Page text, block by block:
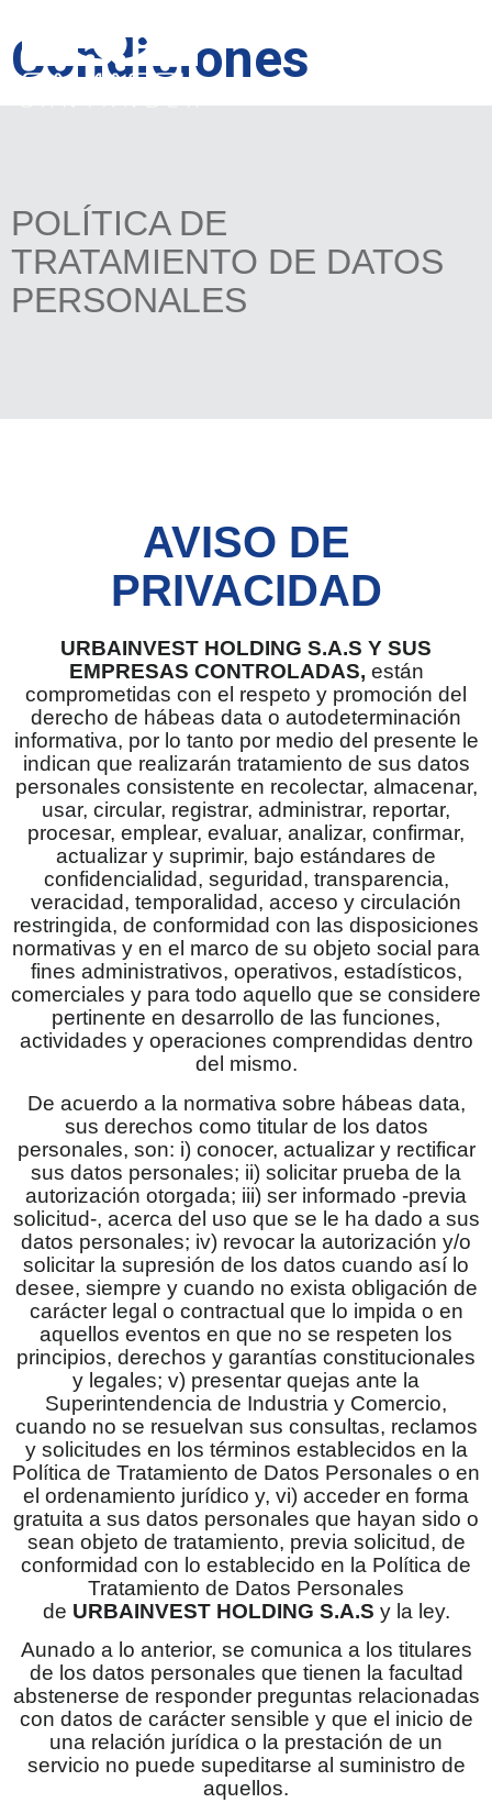
Condiciones
POLÍTICA DE
TRATAMIENTO DE DATOS
PERSONALES
AVISO DE
PRIVACIDAD
URBAINVEST HOLDING S.A.S Y SUS
EMPRESAS CONTROLADAS, están
comprometidas con el respeto y promoción del
derecho de hábeas data o autodeterminación
informativa, por lo tanto por medio del presente le
indican que realizarán tratamiento de sus datos
personales consistente en recolectar, almacenar,
usar, circular, registrar, administrar, reportar,
procesar, emplear, evaluar, analizar, confirmar,
actualizar y suprimir, bajo estándares de
confidencialidad, seguridad, transparencia,
veracidad, temporalidad, acceso y circulación
restringida, de conformidad con las disposiciones
normativas y en el marco de su objeto social para
fines administrativos, operativos, estadísticos,
comerciales y para todo aquello que se considere
pertinente en desarrollo de las funciones,
actividades y operaciones comprendidas dentro
del mismo.
De acuerdo a la normativa sobre hábeas data,
sus derechos como titular de los datos
personales, son: i) conocer, actualizar y rectificar
sus datos personales; ii) solicitar prueba de la
autorización otorgada; iii) ser informado -previa
solicitud-, acerca del uso que se le ha dado a sus
datos personales; iv) revocar la autorización y/o
solicitar la supresión de los datos cuando así lo
desee, siempre y cuando no exista obligación de
carácter legal o contractual que lo impida o en
aquellos eventos en que no se respeten los
principios, derechos y garantías constitucionales
y legales; v) presentar quejas ante la
Superintendencia de Industria y Comercio,
cuando no se resuelvan sus consultas, reclamos
y solicitudes en los términos establecidos en la
Política de Tratamiento de Datos Personales o en
el ordenamiento jurídico y, vi) acceder en forma
gratuita a sus datos personales que hayan sido o
sean objeto de tratamiento, previa solicitud, de
conformidad con lo establecido en la Política de
Tratamiento de Datos Personales
de URBAINVEST HOLDING S.A.S y la ley.
Aunado a lo anterior, se comunica a los titulares
de los datos personales que tienen la facultad
abstenerse de responder preguntas relacionadas
con datos de carácter sensible y que el inicio de
una relación jurídica o la prestación de un
servicio no puede supeditarse al suministro de
aquellos.